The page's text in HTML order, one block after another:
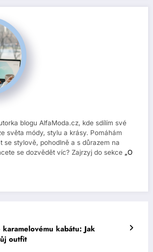
blogu AlfaModa.cz, kde sdílím své
světa módy, stylu a krásy. Pomáhám
se stylově, pohodlně a s důrazem na
se dozvědět víc? Zajrzyj do sekce „O
kabátu: Jak
outfit